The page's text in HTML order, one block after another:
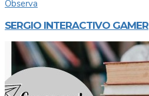
Observa
SERGIO INTERACTIVO GAMER